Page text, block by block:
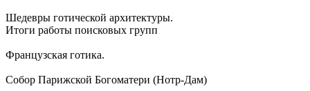
Шедевры готической архитектуры.
Итоги работы поисковых групп
Французская готика.
Собор Парижской Богоматери (Нотр-Дам)